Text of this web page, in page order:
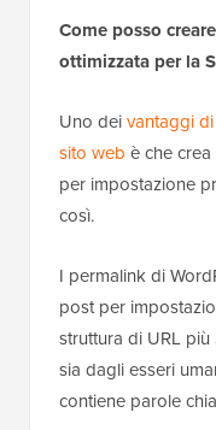
Come posso
ottimizzata per la
Uno deivantaggi
sito web è che
per impostazione
così.
I permalink di
post per
struttura di URL
sia dagli esseri
contiene parole